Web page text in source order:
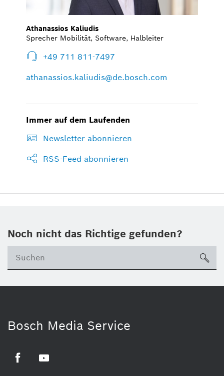
Athanassios Kaliudis
Sprecher Mobilität, Software, Halbleiter
+49 711 811-7497
athanassios.kaliudis@de.bosch.com
Immer auf dem Laufenden
Newsletter abonnieren
RSS-Feed abonnieren
Noch nicht das Richtige gefunden?
Bosch Media Service